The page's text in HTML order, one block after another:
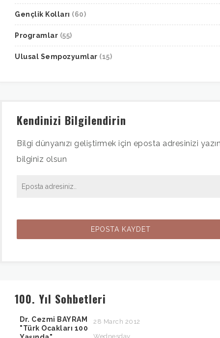
Gençlik Kolları (60)
Programlar (55)
Ulusal Sempozyumlar (15)
Kendinizi Bilgilendirin
Bilgi dünyanızı geliştirmek için eposta adresinizi
bilginiz olsun
100. Yıl Sohbetleri
Dr. Cezmi BAYRAM
"Türk Ocakları 100
28 March 2012
Wednesday